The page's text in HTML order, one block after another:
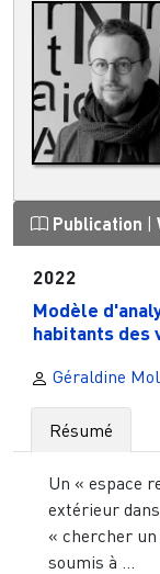
Publication
2022
Modèle
habitants des
Géraldine
Résumé
Un « espace
extérieur
« chercher
soumis à ...